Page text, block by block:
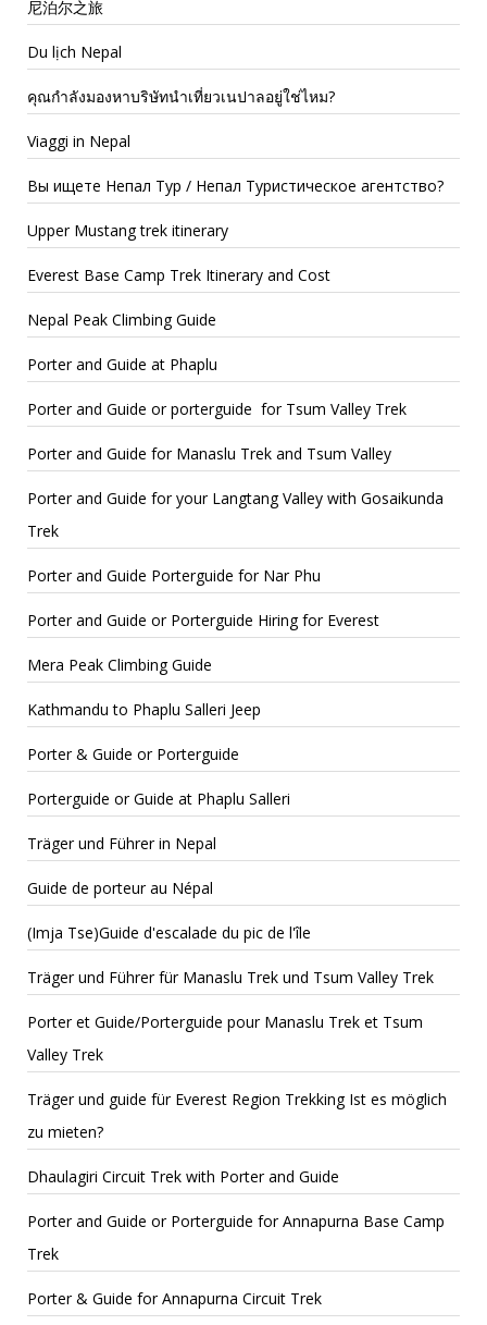
尼泊尔之旅
Du lịch Nepal
คุณกำลังมองหาบริษัทนำเที่ยวเนปาลอยู่ใช่ไหม?
Viaggi in Nepal
Вы ищете Непал Тур / Непал Туристическое агентство?
Upper Mustang trek itinerary
Everest Base Camp Trek Itinerary and Cost
Nepal Peak Climbing Guide
Porter and Guide at Phaplu
Porter and Guide or porterguide for Tsum Valley Trek
Porter and Guide for Manaslu Trek and Tsum Valley
Porter and Guide for your Langtang Valley with Gosaikunda
Trek
Porter and Guide Porterguide for Nar Phu
Porter and Guide or Porterguide Hiring for Everest
Mera Peak Climbing Guide
Kathmandu to Phaplu Salleri Jeep
Porter & Guide or Porterguide
Porterguide or Guide at Phaplu Salleri
Träger und Führer in Nepal
Guide de porteur au Népal
(Imja Tse)Guide d'escalade du pic de l'île
Träger und Führer für Manaslu Trek und Tsum Valley Trek
Porter et Guide/Porterguide pour Manaslu Trek et Tsum
Valley Trek
Träger und guide für Everest Region Trekking Ist es möglich
zu mieten?
Dhaulagiri Circuit Trek with Porter and Guide
Porter and Guide or Porterguide for Annapurna Base Camp
Trek
Porter & Guide for Annapurna Circuit Trek